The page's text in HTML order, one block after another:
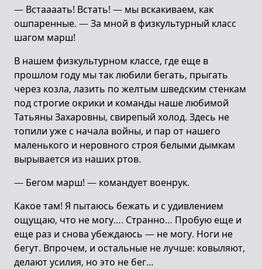
— Встаааать! Встать! — мы вскакиваем, как
ошпаренные. — За мной в физкультурный класс
шагом марш!
В нашем физкультурном классе, где еще в
прошлом году мы так любили бегать, прыгать
через козла, лазить по желтым шведским стенкам
под строгие окрики и команды наше любимой
Татьяны Захаровны, свирепый холод. Здесь не
топили уже с начала войны, и пар от нашего
маленького и неровного строя белыми дымкам
вырывается из наших ртов.
— Бегом марш! — командует военрук.
Какое там! Я пытаюсь бежать и с удивлением
ощущаю, что не могу…. Странно… Пробую еще и
еще раз и снова убеждаюсь — не могу. Ноги не
бегут. Впрочем, и остальные не лучше: ковыляют,
делают усилия, но это не бег…